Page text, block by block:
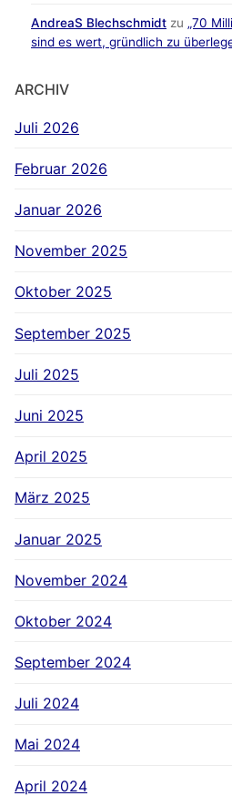
AndreaS Blechschmidt zu „70
sind es wert, gründlich zu
ARCHIV
Juli 2026
Februar 2026
Januar 2026
November 2025
Oktober 2025
September 2025
Juli 2025
Juni 2025
April 2025
März 2025
Januar 2025
November 2024
Oktober 2024
September 2024
Juli 2024
Mai 2024
April 2024